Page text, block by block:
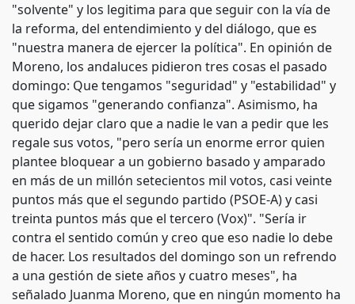
"solvente" y los legitima para que seguir con la vía de
la reforma, del entendimiento y del diálogo, que es
"nuestra manera de ejercer la política". En opinión de
Moreno, los andaluces pidieron tres cosas el pasado
domingo: Que tengamos "seguridad" y "estabilidad" y
que sigamos "generando confianza". Asimismo, ha
querido dejar claro que a nadie le van a pedir que les
regale sus votos, "pero sería un enorme error quien
plantee bloquear a un gobierno basado y amparado
en más de un millón setecientos mil votos, casi veinte
puntos más que el segundo partido (PSOE-A) y casi
treinta puntos más que el tercero (Vox)". "Sería ir
contra el sentido común y creo que eso nadie lo debe
de hacer. Los resultados del domingo son un refrendo
a una gestión de siete años y cuatro meses", ha
señalado Juanma Moreno, que en ningún momento ha